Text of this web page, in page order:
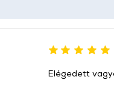
Elégedett